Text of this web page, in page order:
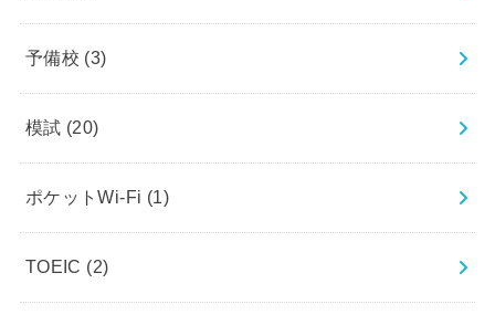
予備校 (3)
模試 (20)
ポケットWi-Fi (1)
TOEIC (2)